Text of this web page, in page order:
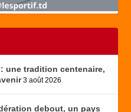
une tradition centenaire,
3 août 2026
debout, un pays